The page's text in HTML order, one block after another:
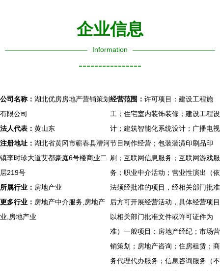
企业信息
Information
----------------
公司名称： 湖北优房房地产营销策划
有限公司
法人代表： 黄山东
注册地址： 湖北省黄冈市蕲春县漕河
镇李时珍大道艾都豪庭6号楼商业二
层219号
所属行业： 房地产业
更多行业： 房地产中介服务,房地产
业,房地产业
经营范围： 许可项目：建设工程施
工；住宅室内装饰装修；建设工程设
计；建筑智能化系统设计；广播电视
节目制作经营；包装装潢印刷品印
刷；互联网信息服务；互联网游戏服
务；职业中介活动；营业性演出（依
法须经批准的项目，经相关部门批准
后方可开展经营活动，具体经营项目
以相关部门批准文件或许可证件为
准）一般项目：房地产经纪；市场营
销策划；房地产咨询；住房租赁；商
务代理代办服务；信息咨询服务（不